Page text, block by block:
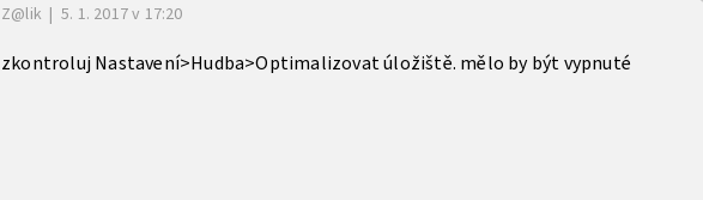
Z@lik |5. 1. 2017 v 17:20
zkontroluj Nastavení>Hudba>Optimalizovat úložiště. mělo by být vypnuté